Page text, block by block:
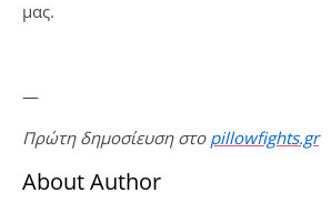
μας.
—
Πρώτη δημοσίευση στο pillowfights.gr
About Author